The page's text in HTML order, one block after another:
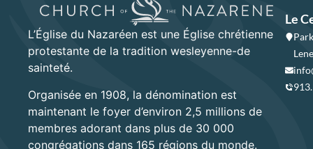
L’Église du Nazaréen est une Église chrétienne
protestante de la tradition wesleyenne-de
sainteté.
Organisée en 1908, la dénomination est
maintenant le foyer d’environ 2,5 millions de
membres adorant dans plus de 30 000
congrégations dans 165 régions du monde.
Le